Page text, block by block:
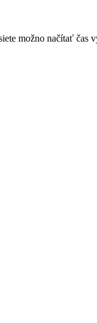
možno načítať čas